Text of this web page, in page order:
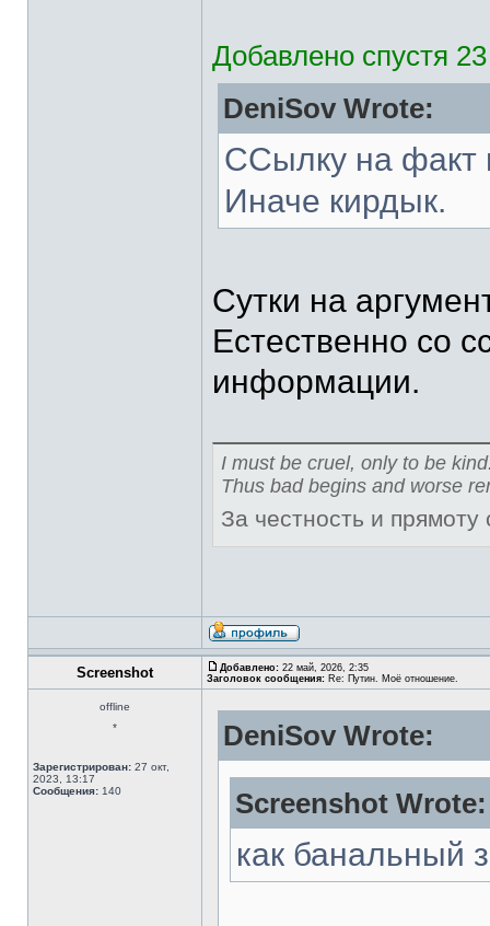
Добавлено спустя
DeniSov Wrote:
ССылку на факт
Иначе кирдык.
Сутки на
Естественно со
информации.
I must be cruel, only to be
Thus bad begins and worse
За честность и
Screenshot Добавлено: 22 май, 2026, 2:35
Заголовок сообщения: Re: Путин. Моё отношение.
offline
*
Зарегистрирован: 27 окт,
2023, 13:17
Сообщения: 140
DeniSov Wrote:
Screenshot Wrote:
как банальный